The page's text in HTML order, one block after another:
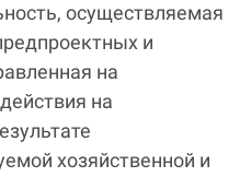
осуществляемая
и
на
на
хозяйственной и